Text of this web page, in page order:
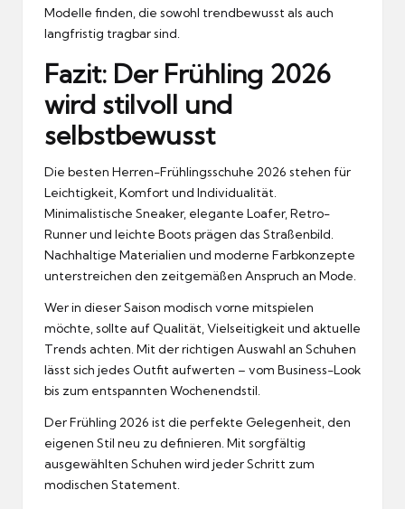
Modelle finden, die sowohl trendbewusst als auch
langfristig tragbar sind.
Fazit: Der Frühling 2026
wird stilvoll und
selbstbewusst
Die besten Herren-Frühlingsschuhe 2026 stehen für
Leichtigkeit, Komfort und Individualität.
Minimalistische Sneaker, elegante Loafer, Retro-
Runner und leichte Boots prägen das Straßenbild.
Nachhaltige Materialien und moderne Farbkonzepte
unterstreichen den zeitgemäßen Anspruch an Mode.
Wer in dieser Saison modisch vorne mitspielen
möchte, sollte auf Qualität, Vielseitigkeit und aktuelle
Trends achten. Mit der richtigen Auswahl an Schuhen
lässt sich jedes Outfit aufwerten – vom Business-Look
bis zum entspannten Wochenendstil.
Der Frühling 2026 ist die perfekte Gelegenheit, den
eigenen Stil neu zu definieren. Mit sorgfältig
ausgewählten Schuhen wird jeder Schritt zum
modischen Statement.